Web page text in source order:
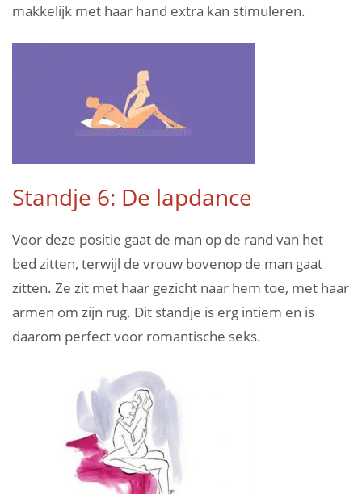
makkelijk met haar hand extra kan stimuleren.
Standje 6: De lapdance
Voor deze positie gaat de man op de rand van het
bed zitten, terwijl de vrouw bovenop de man gaat
zitten. Ze zit met haar gezicht naar hem toe, met haar
armen om zijn rug. Dit standje is erg intiem en is
daarom perfect voor romantische seks.